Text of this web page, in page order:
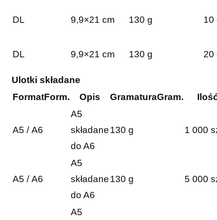
DL 9,9×21 cm 130 g 10
DL 9,9×21 cm 130 g 20
Ulotki składane
FormatForm. Opis GramaturaGram.
A5 / A6
A5
składane
do A6
130 g 1 000
A5 / A6
A5
składane
do A6
130 g 5 000
A5